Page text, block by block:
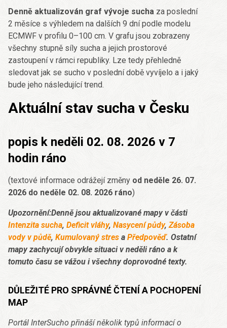
Denně aktualizován graf vývoje sucha za poslední
2 měsíce s výhledem na dalších 9 dní podle modelu
ECMWF v profilu 0–100 cm. V grafu jsou zobrazeny
všechny stupně síly sucha a jejich prostorové
zastoupení v rámci republiky. Lze tedy přehledně
sledovat jak se sucho v poslední době vyvíjelo a i jaký
bude jeho následující trend.
Aktuální stav sucha v Česku
popis k neděli 02. 08. 2026 v 7
hodin ráno
(textové informace odrážejí změny od neděle 26. 07.
2026 do neděle 02. 08. 2026 ráno)
Upozornění:Denně jsou aktualizované mapy v části
Intenzita sucha, Deficit vláhy, Nasycení půdy, Zásoba
vody v půdě, Kumulovaný stres a Předpověď. Ostatní
mapy zachycují obvykle situaci v neděli ráno a k
tomuto času se vážou i všechny doprovodné texty.
DŮLEŽITÉ PRO SPRÁVNÉ ČTENÍ A POCHOPENÍ
MAP
Portál InterSucho přináší několik typů informací o